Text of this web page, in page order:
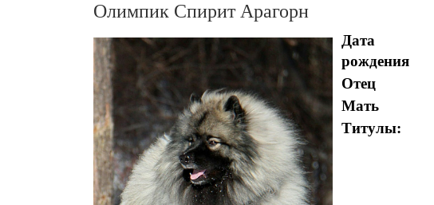
Олимпик Спирит Арагорн
Дата
рождения
Отец
Мать
Титулы: